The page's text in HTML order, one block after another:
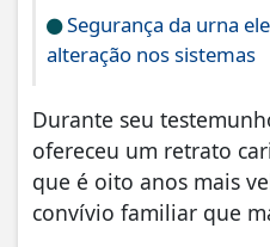
Segurança da urna
alteração nos sistemas
Durante seu
ofereceu um retrato
que é oito anos mais
convívio familiar que